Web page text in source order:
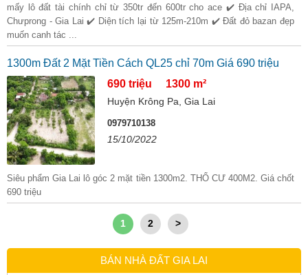
mấy lô đất tài chính chỉ từ 350tr đến 600tr cho ace ✔️ Địa chỉ IAPA,
Chưprong - Gia Lai ✔️ Diện tích lại từ 125m-210m ✔️ Đất đỏ bazan đẹp
muốn canh tác ...
1300m Đất 2 Mặt Tiền Cách QL25 chỉ 70m Giá 690 triệu
690 triệu
1300 m²
Huyện Krông Pa, Gia Lai
0979710138
15/10/2022
Siêu phẩm Gia Lai lô góc 2 mặt tiền 1300m2. THỔ CƯ 400M2. Giá chốt
690 triệu
1 2 >
BÁN NHÀ ĐẤT GIA LAI